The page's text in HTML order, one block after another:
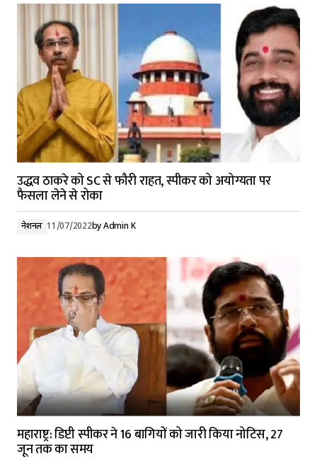
उद्धव ठाकरे को SC से फौरी राहत, स्पीकर को अयोग्यता पर
फैसला लेने से रोका
नेशनल 11/07/2022byAdmin K
महाराष्ट्र: डिप्टी स्पीकर ने 16 बागियों को जारी किया नोटिस, 27
जून तक का समय